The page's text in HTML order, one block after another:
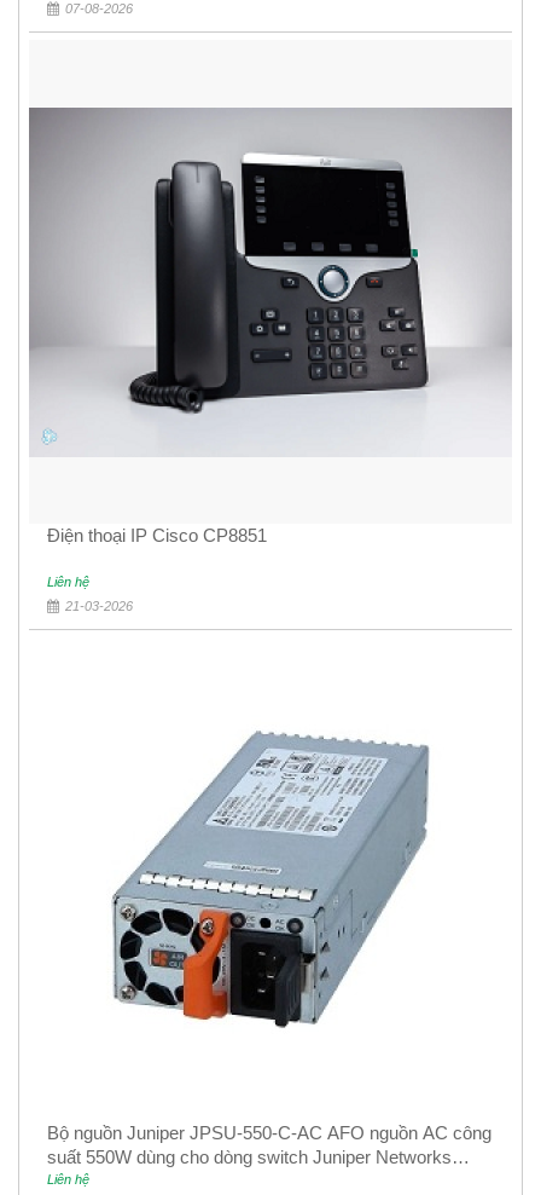
07-08-2026
Điện thoại IP Cisco CP8851
Liên hệ
21-03-2026
Bộ nguồn Juniper JPSU-550-C-AC AFO nguồn AC công
suất 550W dùng cho dòng switch Juniper Networks
EX4400
Liên hệ